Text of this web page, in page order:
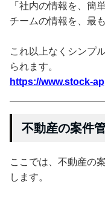
「社内の情報を、簡
チームの情報を、最
これ以上なくシンプ
られます。
https://www.stock-
不動産の案件
ここでは、不動産の
します。